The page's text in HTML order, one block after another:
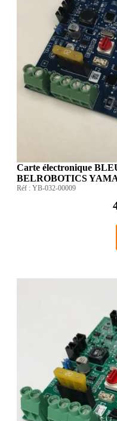
Carte électronique
BELROBOTICS
Réf : YB-032-00009